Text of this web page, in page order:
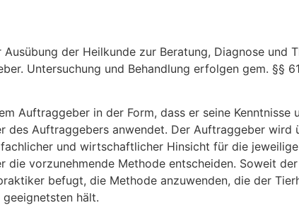
der Heilkunde zur Beratung, Diagnose und
Untersuchung und Behandlung erfolgen gem. §§
Auftraggeber in der Form, dass er seine Kenntnisse
des Auftraggebers anwendet. Der Auftraggeber wird
und wirtschaftlicher Hinsicht für die
vorzunehmende Methode entscheiden. Soweit
befugt, die Methode anzuwenden, die der
geeignetsten hält.